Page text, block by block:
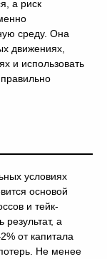
а риск
среду. Она
движениях,
и использовать
условиях
основой
и тейк-
а
от капитала
Не менее